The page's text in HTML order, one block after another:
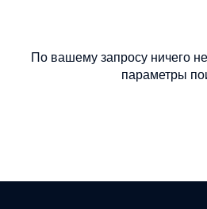
По вашему запросу ничего
параметры